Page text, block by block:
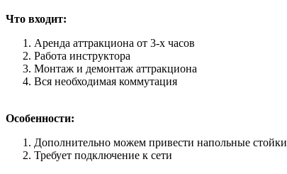
Что входит:
Аренда аттракциона от 3-х часов
Работа инструктора
Монтаж и демонтаж аттракциона
Вся необходимая коммутация
Особенности:
Дополнительно можем привести напольные стойки
Требует подключение к сети